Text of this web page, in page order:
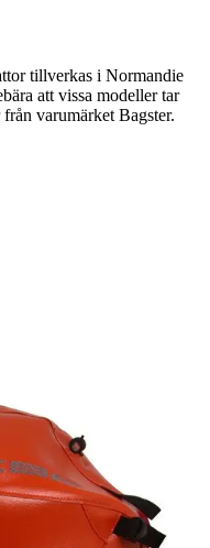
tillverkas i Normandie
att vissa modeller tar
varumärket Bagster.